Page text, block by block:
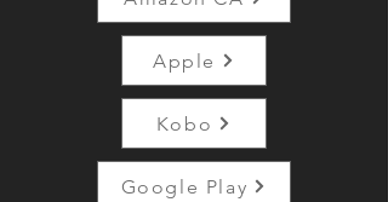
Apple
Kobo
Google Play